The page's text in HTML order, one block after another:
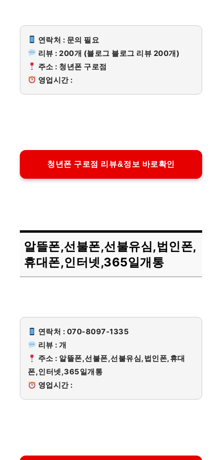
연락처 : 문의 필요
리뷰 : 200개 (블로그 블로그 리뷰 200개)
주소 : 청년폰 구로점
영업시간 :
청년폰 구로점 리뷰&정보 바로확인
알뜰폰,선불폰,선불유심,법인폰,
휴대폰,인터넷,365일개통
연락처 : 070-8097-1335
리뷰 : 개
주소 : 알뜰폰,선불폰,선불유심,법인폰,휴대
폰,인터넷,365일개통
영업시간 :